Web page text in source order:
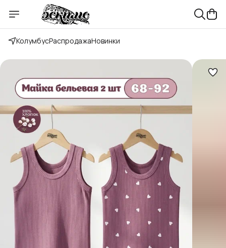
КолумбусРаспродажаНовинки